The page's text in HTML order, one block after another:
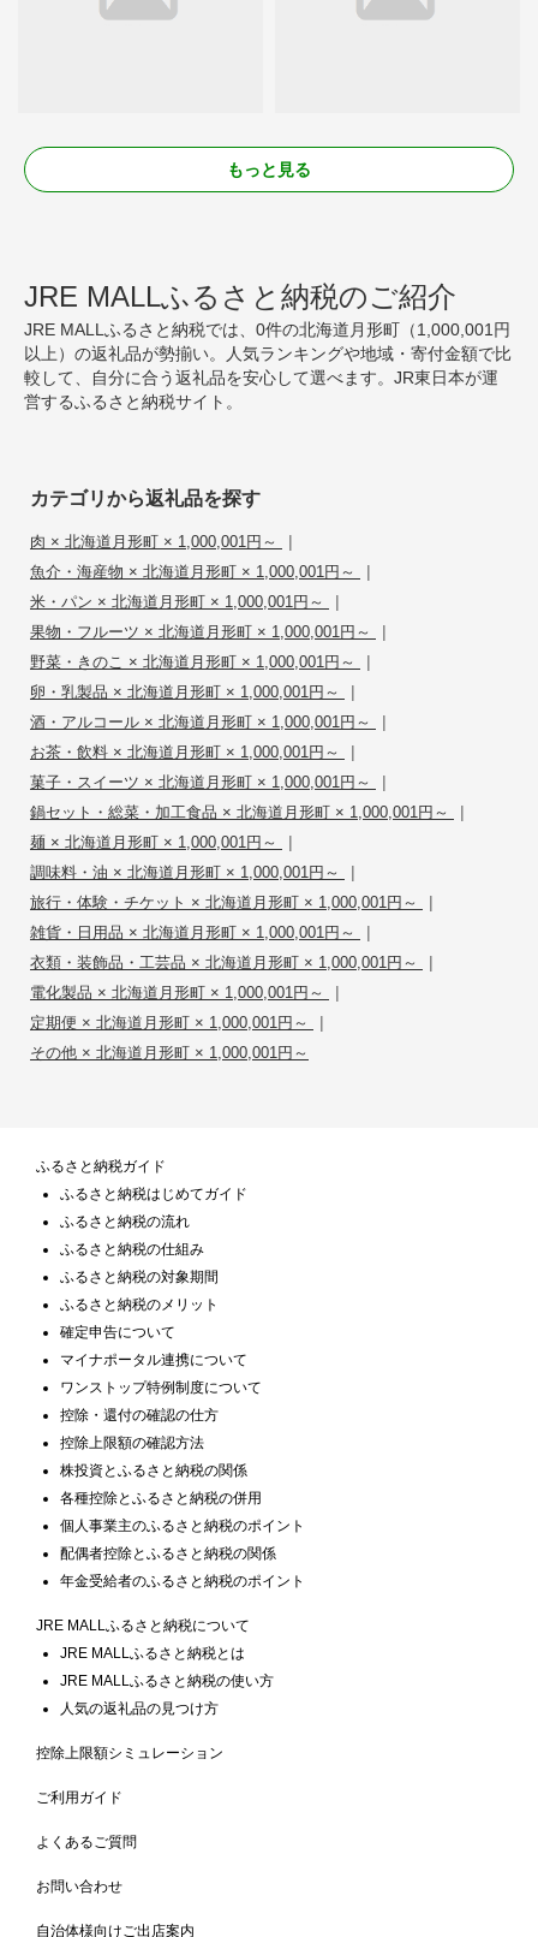
もっと見る
JRE MALLふるさと納税のご紹介
JRE MALLふるさと納税では、0件の北海道月形町（1,000,001円
以上）の返礼品が勢揃い。人気ランキングや地域・寄付金額で比
較して、自分に合う返礼品を安心して選べます。JR東日本が運
営するふるさと納税サイト。
カテゴリから返礼品を探す
肉 × 北海道月形町 × 1,000,001円～ |
魚介・海産物 × 北海道月形町 × 1,000,001円～ |
米・パン × 北海道月形町 × 1,000,001円～ |
果物・フルーツ × 北海道月形町 × 1,000,001円～ |
野菜・きのこ × 北海道月形町 × 1,000,001円～ |
卵・乳製品 × 北海道月形町 × 1,000,001円～ |
酒・アルコール × 北海道月形町 × 1,000,001円～ |
お茶・飲料 × 北海道月形町 × 1,000,001円～ |
菓子・スイーツ × 北海道月形町 × 1,000,001円～ |
鍋セット・総菜・加工食品 × 北海道月形町 × 1,000,001円～ |
麺 × 北海道月形町 × 1,000,001円～ |
調味料・油 × 北海道月形町 × 1,000,001円～ |
旅行・体験・チケット × 北海道月形町 × 1,000,001円～ |
雑貨・日用品 × 北海道月形町 × 1,000,001円～ |
衣類・装飾品・工芸品 × 北海道月形町 × 1,000,001円～ |
電化製品 × 北海道月形町 × 1,000,001円～ |
定期便 × 北海道月形町 × 1,000,001円～ |
その他 × 北海道月形町 × 1,000,001円～
ふるさと納税ガイド
ふるさと納税はじめてガイド
ふるさと納税の流れ
ふるさと納税の仕組み
ふるさと納税の対象期間
ふるさと納税のメリット
確定申告について
マイナポータル連携について
ワンストップ特例制度について
控除・還付の確認の仕方
控除上限額の確認方法
株投資とふるさと納税の関係
各種控除とふるさと納税の併用
個人事業主のふるさと納税のポイント
配偶者控除とふるさと納税の関係
年金受給者のふるさと納税のポイント
JRE MALLふるさと納税について
JRE MALLふるさと納税とは
JRE MALLふるさと納税の使い方
人気の返礼品の見つけ方
控除上限額シミュレーション
ご利用ガイド
よくあるご質問
お問い合わせ
自治体様向けご出店案内